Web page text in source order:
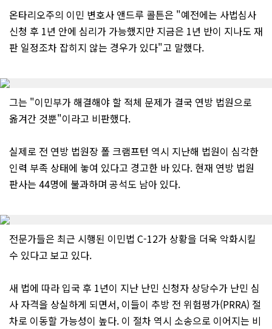
온타리오주의 이민 변호사 앤드루 콜튼은 "예전에는 사법심사
신청 후 1년 안에 심리가 가능했지만 지금은 1년 반이 지나도 재
판 일정조차 잡히지 않는 경우가 있다"고 말했다.
그는 "이민부가 해결해야 할 적체 문제가 결국 연방 법원으로
옮겨간 것뿐"이라고 비판했다.
실제로 전 연방 법원장 폴 크램프턴 역시 지난해 법원이 심각한
인력 부족 상태에 놓여 있다고 경고한 바 있다. 현재 연방 법원
판사는 44명에 불과하며 공석도 남아 있다.
전문가들은 최근 시행된 이민법 C-12가 상황을 더욱 악화시킬
수 있다고 보고 있다.
새 법에 따라 입국 후 1년이 지난 난민 신청자 상당수가 난민 심
사 자격을 상실하게 되면서, 이들이 추방 전 위험평가(PRRA) 절
차로 이동할 가능성이 높다. 이 절차 역시 소송으로 이어지는 비